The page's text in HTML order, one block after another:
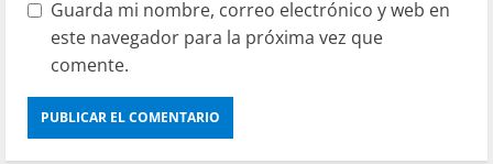
Guarda mi nombre, correo electrónico y web en
este navegador para la próxima vez que
comente.